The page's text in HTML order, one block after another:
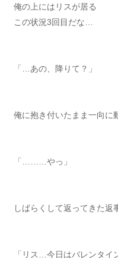
俺の上にはリスが居る
この状況3回目だな…
「…あの、降りて？」
俺に抱き付いたまま一向に
「………やっ」
しばらくして返ってきた返
「リス…今日はバレンタイ